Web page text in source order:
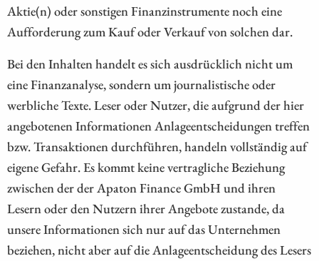
Aktie(n) oder sonstigen Finanzinstrumente noch eine
Aufforderung zum Kauf oder Verkauf von solchen dar.
Bei den Inhalten handelt es sich ausdrücklich nicht um
eine Finanzanalyse, sondern um journalistische oder
werbliche Texte. Leser oder Nutzer, die aufgrund der hier
angebotenen Informationen Anlageentscheidungen treffen
bzw. Transaktionen durchführen, handeln vollständig auf
eigene Gefahr. Es kommt keine vertragliche Beziehung
zwischen der der Apaton Finance GmbH und ihren
Lesern oder den Nutzern ihrer Angebote zustande, da
unsere Informationen sich nur auf das Unternehmen
beziehen, nicht aber auf die Anlageentscheidung des Lesers